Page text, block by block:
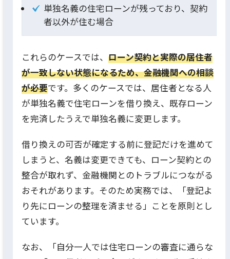
単独名義の住宅ローンが残っており、契約
者以外が住む場合
これらのケースでは、 ローン契約と実際の居住者
が一致しない状態になるため、金融機関への相談
が必要です。多くのケースでは、居住者となる人
が単独名義で住宅ローンを借り換え、既存ローン
を完済したうえで単独名義に変更します。
借り換えの可否が確定する前に登記だけを進めて
しまうと、名義は変更できても、ローン契約との
整合が取れず、金融機関とのトラブルにつながる
おそれがあります。そのため実務では、「登記よ
り先にローンの整理を済ませる」ことを原則とし
ています。
なお、「自分一人では住宅ローンの審査に通らな